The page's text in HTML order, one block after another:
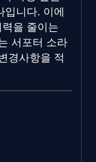
니다. 이에
을 줄이는
서포터 소라
경사항을 적